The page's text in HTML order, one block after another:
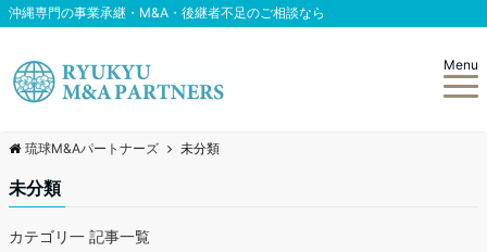
沖縄専門の事業承継・M&A・後継者不足のご相談なら
Menu
琉球M&Aパートナーズ 未分類
未分類
カテゴリ一 記事一覧